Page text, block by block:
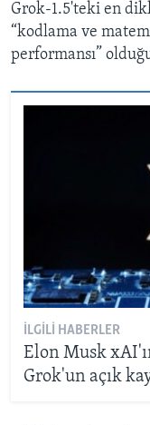
Grok-1.5'teki en
“kodlama ve
performansı”
İLGILI HABERLER
Elon Musk
Grok'un açık